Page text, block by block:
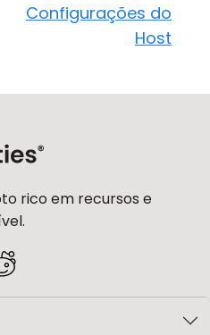
Configurações do
Host
rico em recursos e